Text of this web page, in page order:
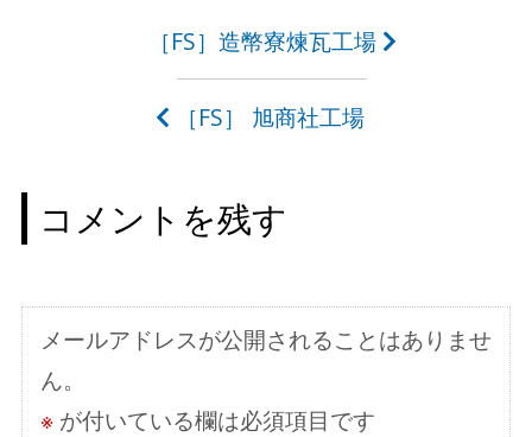
ビ
ゲ
シ
ョ
ン
［FS］造幣寮煉瓦工場
［FS］ 旭商社工場
コメントを残す
メールアドレスが公開されることはありませ
ん。
※が付いている欄は必須項目です